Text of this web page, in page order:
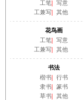
工笔|
写意
工兼写| 其他
花鸟画
工笔|
写意
工兼写| 其他
书法
楷书
行书
隶书
篆书
草书
其他